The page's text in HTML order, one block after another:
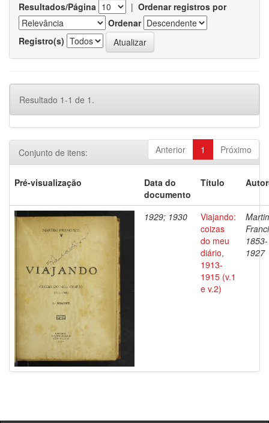
Resultados/Página | Ordenar registros por
Ordenar
Registro(s)
Resultado 1-1 de 1.
Anterior 1 Próximo
Conjunto de itens:
Pré-visualização
Data do
documento
Título
1929; 1930
Viajando:
coizas
do meu
diário,
1913-
1915 (v.1
e v.2)
1853-
1927